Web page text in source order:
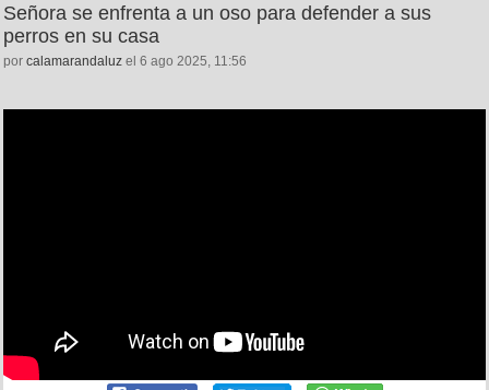
Señora se enfrenta a un oso para defender a sus
perros en su casa
por calamarandaluz el 6 ago 2025, 11:56